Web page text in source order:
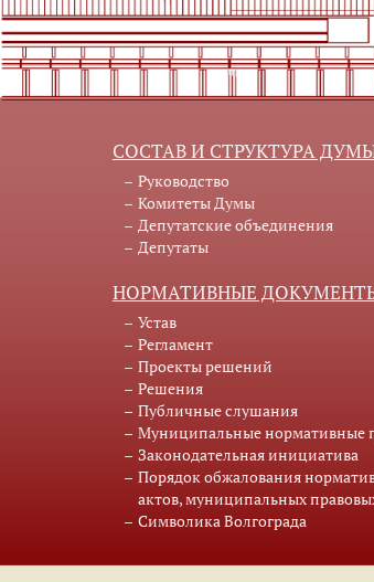
СОСТАВ И СТРУКТУРА
Руководство
Комитеты Думы
Депутатские объединения
Депутаты
НОРМАТИВНЫЕ
Устав
Регламент
Проекты решений
Решения
Публичные слушания
Муниципальные нормативные
Законодательная инициатива
Порядок обжалования
актов, муниципальных
Символика Волгограда